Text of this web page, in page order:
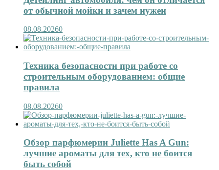
от обычной мойки и зачем нужен
08.08.20260
Техника безопасности при работе со
строительным оборудованием: общие
правила
08.08.20260
Обзор парфюмерии Juliette Has A Gun:
лучшие ароматы для тех, кто не боится
быть собой